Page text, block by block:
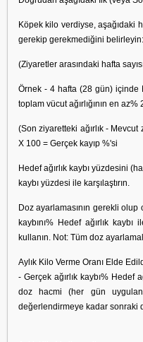
Köpek kilo verdiyse, aşağıdaki
gerekip gerekmediğini belirleyin:
(Ziyaretler arasındaki hafta
Örnek - 4 hafta (28 gün) içinde
toplam vücut ağırlığının en az%
(Son ziyaretteki ağırlık - Mevcut
X 100 = Gerçek kayıp %'si
Hedef ağırlık kaybı yüzdesini
kaybı yüzdesi ile karşılaştırın.
Doz ayarlamasının gerekli olup
kaybını% Hedef ağırlık kaybı
kullanın. Not: Tüm doz
Aylık Kilo Verme Oranı Elde
- Gerçek ağırlık kaybı% Hedef
doz hacmi (her gün
değerlendirmeye kadar sonraki